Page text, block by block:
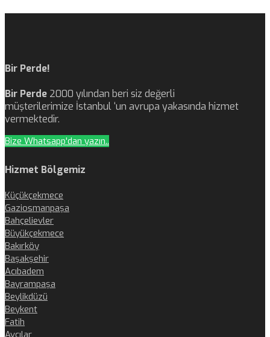
Bir Perde!
Bir Perde 2000 yılından beri siz değerli
müşterilerimize İstanbul ‘un avrupa yakasında hizmet
vermektedir.
Bize Whatsapp'dan yazın..
Hizmet Bölgemiz
Küçükçekmece
Gaziosmanpaşa
Bahçelievler
Büyükçekmece
Bakırköy
Başakşehir
Acıbadem
Bayrampaşa
Beylikdüzü
Beykent
Fatih
Avcılar